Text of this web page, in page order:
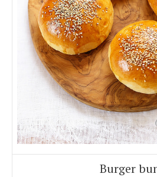
Burger